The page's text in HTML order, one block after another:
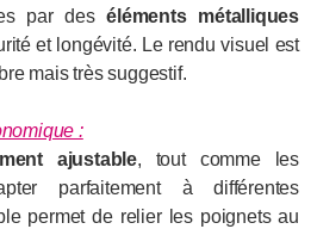
par deséléments métalliques
et longévité. Le rendu visuel est
mais très suggestif.
:
ajustable, tout comme les
parfaitement à différentes
permet de relier les poignets au